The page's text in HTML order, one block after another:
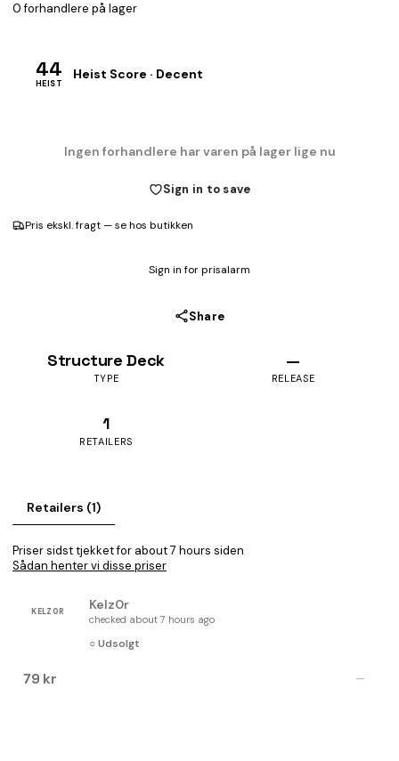
0 forhandlere på lager
44
HEIST
Heist Score · Decent
Ingen forhandlere har varen på lager lige nu
Sign in to save
Pris ekskl. fragt — se hos butikken
Sign in for prisalarm
Share
Structure Deck
TYPE
—
RELEASE
1
RETAILERS
Retailers (1)
Priser sidst tjekket for about 7 hours siden
Sådan henter vi disse priser
KELZ0R Kelz0r
checked about 7 hours ago
○ Udsolgt
79 kr —